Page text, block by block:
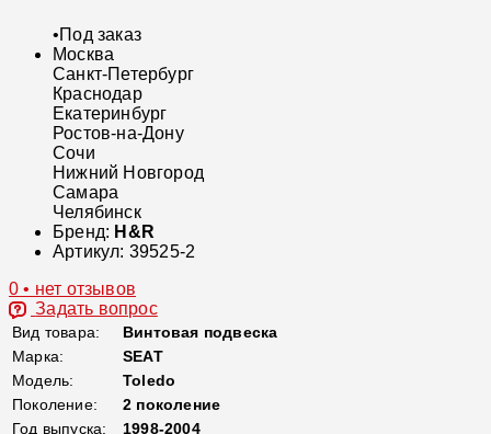
•Под заказ
Москва
Санкт-Петербург
Краснодар
Екатеринбург
Ростов-на-Дону
Сочи
Нижний Новгород
Самара
Челябинск
Бренд: H&R
Артикул: 39525-2
0 • нет отзывов
Задать вопрос
Вид товара:
Винтовая подвеска
Марка:
SEAT
Модель:
Toledo
Поколение:
2 поколение
Год выпуска:
1998-2004